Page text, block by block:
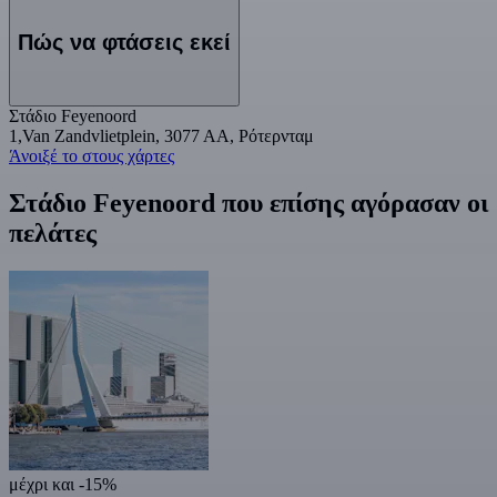
Πώς να φτάσεις εκεί
Στάδιο Feyenoord
1,Van Zandvlietplein, 3077 AA, Ρότερνταμ
Άνοιξέ το στους χάρτες
Στάδιο Feyenoord που επίσης αγόρασαν οι
πελάτες
μέχρι και -15%